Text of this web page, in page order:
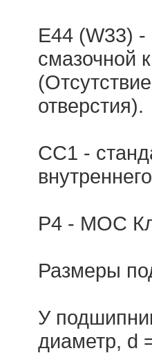
E44 (W33) -
смазочной
отверстия).
CC1 -
P4 - МОС
Размеры
У
диаметр, d